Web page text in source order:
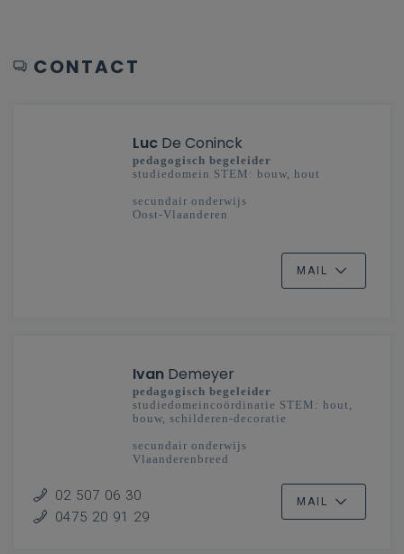
CONTACT
Luc De Coninck
pedagogisch begeleider
studiedomein STEM: bouw, hout
secundair onderwijs
Oost-Vlaanderen
MAIL
Ivan Demeyer
pedagogisch begeleider
studiedomeincoördinatie STEM: hout,
bouw, schilderen-decoratie
secundair onderwijs
Vlaanderenbreed
02 507 06 30
0475 20 91 29
MAIL